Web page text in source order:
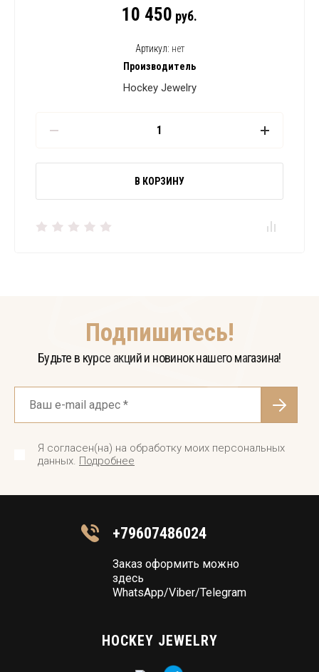
10 450 руб.
Артикул: нет
Производитель
Hockey Jewelry
В КОРЗИНУ
Подпишитесь!
Будьте в курсе акций и новинок нашего магазина!
Я согласен(на) на обработку моих персональных
данных. Подробнее
+79607486024
Заказ оформить можно
здесь
WhatsApp/Viber/Telegram
HOCKEY JEWELRY